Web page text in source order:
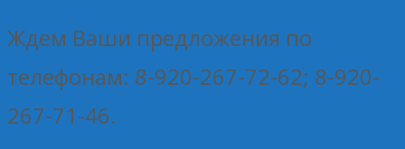
Ждем Ваши предложения по
телефонам: 8-920-267-72-62; 8-920-
267-71-46.